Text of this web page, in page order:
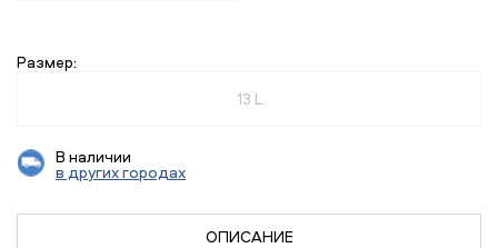
Размер:
13 L
В наличии
в других городах
ОПИСАНИЕ